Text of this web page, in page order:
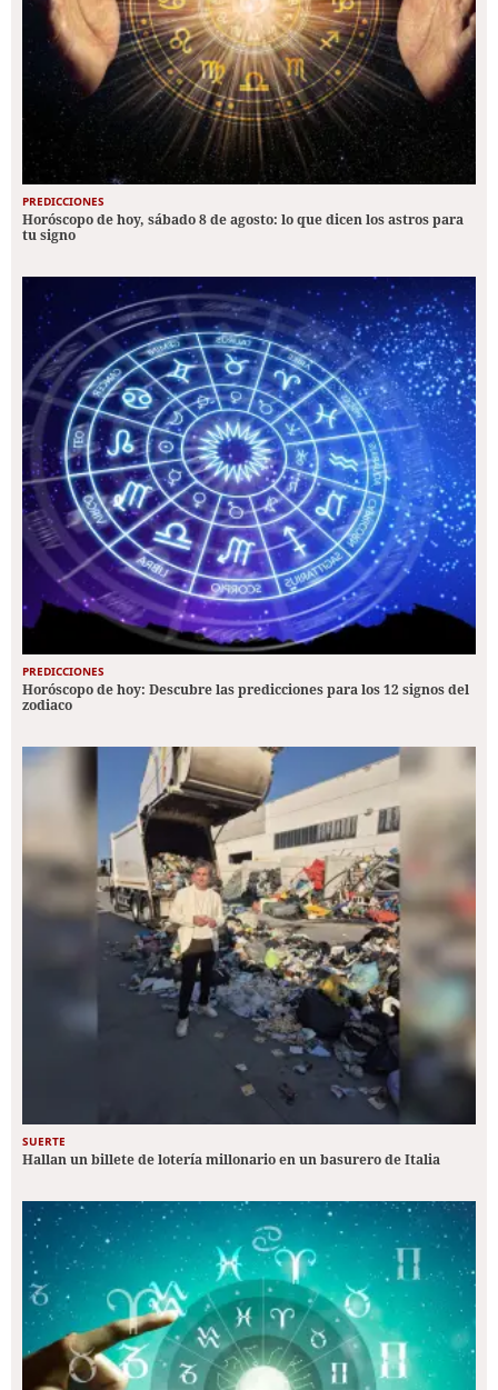
PREDICCIONES
Horóscopo de hoy, sábado 8 de agosto: lo que dicen los astros para
tu signo
PREDICCIONES
Horóscopo de hoy: Descubre las predicciones para los 12 signos del
zodiaco
SUERTE
Hallan un billete de lotería millonario en un basurero de Italia